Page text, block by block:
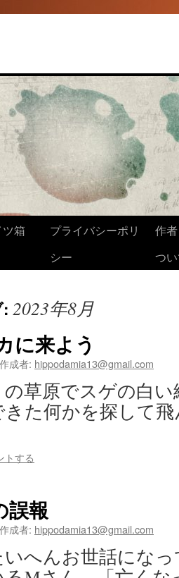
箱
プライバシーポリ
シー
作
つ
2023年8月
に来よう
作成者: hippodamia13@gmail.com
の草原でスゲの白
きた何かを探して
トする
誤報
作成者: hippodamia13@gmail.com
へんお世話にな